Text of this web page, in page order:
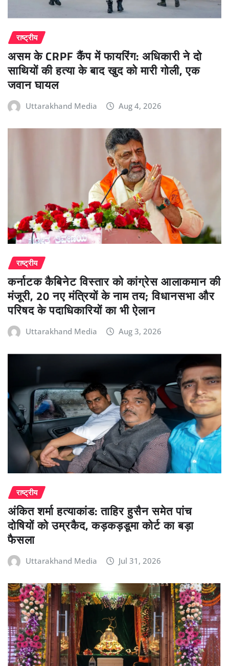
राष्ट्रीय
असम के CRPF कैंप में फायरिंग: अधिकारी ने दो
साथियों की हत्या के बाद खुद को मारी गोली, एक
जवान घायल
Uttarakhand Media Aug 4, 2026
राष्ट्रीय
कर्नाटक कैबिनेट विस्तार को कांग्रेस आलाकमान की
मंजूरी, 20 नए मंत्रियों के नाम तय; विधानसभा और
परिषद के पदाधिकारियों का भी ऐलान
Uttarakhand Media Aug 3, 2026
राष्ट्रीय
अंकित शर्मा हत्याकांड: ताहिर हुसैन समेत पांच
दोषियों को उम्रकैद, कड़कड़डूमा कोर्ट का बड़ा
फैसला
Uttarakhand Media Jul 31, 2026